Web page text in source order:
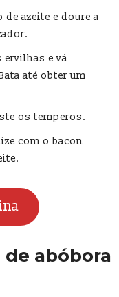
azeite e doure a
ervilhas e vá
até obter um
os temperos.
com o bacon
abóbora